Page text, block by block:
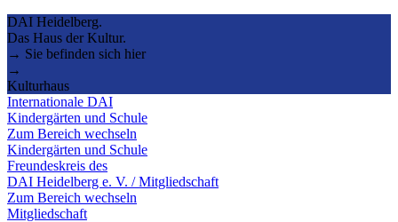
DAI Heidelberg.
Das Haus der Kultur.
→ Sie befinden sich hier
→
Kulturhaus
Internationale DAI
Kindergärten und Schule
Zum Bereich wechseln
Kindergärten und Schule
Freundeskreis des
DAI Heidelberg e. V. / Mitgliedschaft
Zum Bereich wechseln
Mitgliedschaft